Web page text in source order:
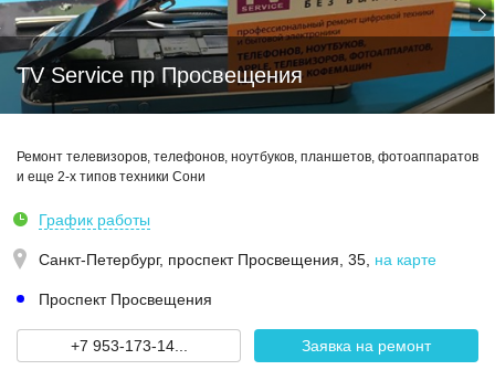
TV Service пр Просвещения
Ремонт телевизоров, телефонов, ноутбуков, планшетов, фотоаппаратов
и еще 2-х типов техники Сони
График работы
Санкт-Петербург, проспект Просвещения, 35 на карте
Проспект Просвещения
+7 953-173-14... Заявка на ремонт